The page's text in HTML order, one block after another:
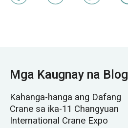
Mga Kaugnay na Blog
Kahanga-hanga ang Dafang
Crane sa ika-11 Changyuan
International Crane Expo